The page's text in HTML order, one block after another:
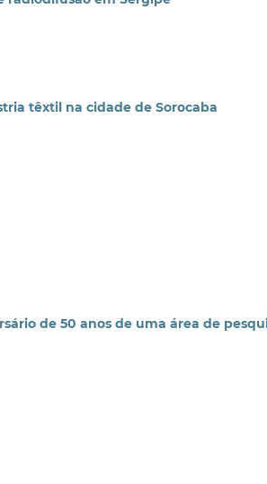
têxtil na cidade de Sorocaba
de 50 anos de uma área de